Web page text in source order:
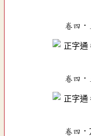
卷四．
卷四
卷四